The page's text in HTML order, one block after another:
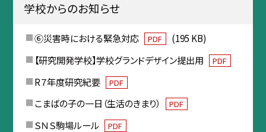
学校からのお知らせ
⑥災害時における緊急対応 PDF
(195 KB)
【研究開発学校】学校グランドデザイン提出用
PDF
R７年度研究紀要 PDF
こまばの子の一日（生活のきまり） PDF
ＳＮＳ駒場ルール PDF